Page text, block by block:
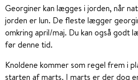
Georginer kan lægges i jorden, når
jorden er lun. De fleste lægger
omkring april/maj. Du kan også godt
før denne tid.
Knoldene kommer som regel frem i
starten af marts. I marts er der dog